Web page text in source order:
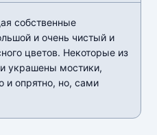
собственные
и очень чистый и
цветов. Некоторые из
украшены мостики,
и опрятно, но, сами